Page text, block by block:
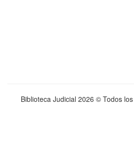
Biblioteca Judicial 2026 © Todos